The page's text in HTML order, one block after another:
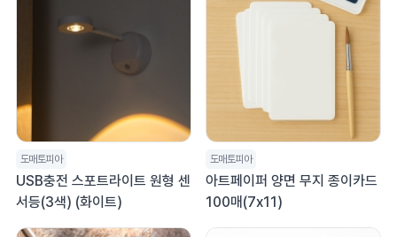
도매토피아
USB충전 스포트라이트 원형 센
서등(3색) (화이트)
도매토피아
아트페이퍼 양면 무지 종이카드
100매(7x11)